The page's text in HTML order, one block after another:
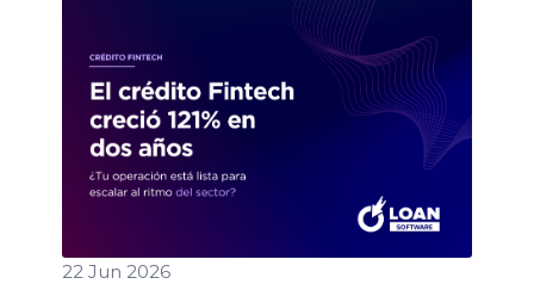
22 Jun 2026